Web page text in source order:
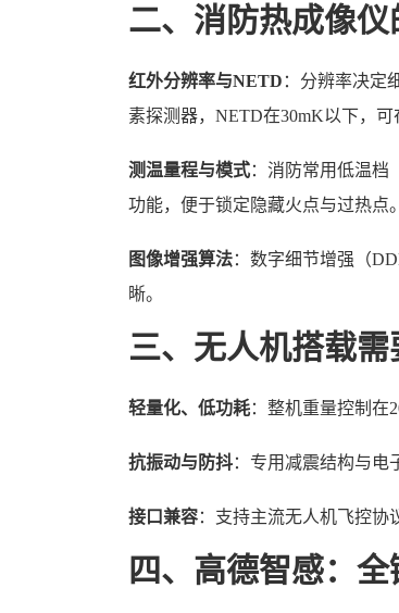
二、消防热成像
红外分辨率与NETD ：分辨率决定
素探测器，NETD在30mK以下，可
测温量程与模式：消防常用低温档
功能，便于锁定隐藏火点与过热点。
图像增强算法：数字细节增强（
晰。
三、无人机搭载需
轻量化、低功耗：整机重量控制在
抗振动与防抖：专用减震结构与电
接口兼容：支持主流无人机飞控协
四、高德智感：